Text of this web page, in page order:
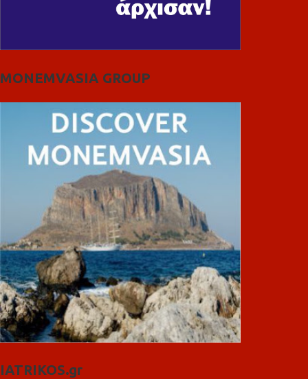
MONEMVASIA GROUP
IATRIKOS.gr